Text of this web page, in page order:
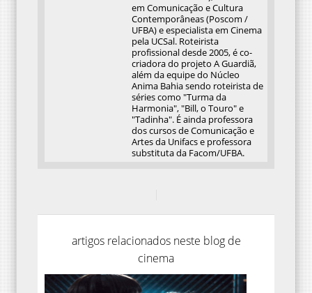
em Comunicação e Cultura
Contemporâneas (Poscom /
UFBA) e especialista em Cinema
pela UCSal. Roteirista
profissional desde 2005, é co-
criadora do projeto A Guardiã,
além da equipe do Núcleo
Anima Bahia sendo roteirista de
séries como "Turma da
Harmonia", "Bill, o Touro" e
"Tadinha". É ainda professora
dos cursos de Comunicação e
Artes da Unifacs e professora
substituta da Facom/UFBA.
artigos relacionados neste blog de
cinema